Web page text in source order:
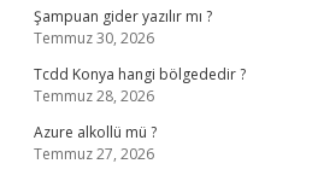
Şampuan gider yazılır mı ?
Temmuz 30, 2026
Tcdd Konya hangi bölgededir ?
Temmuz 28, 2026
Azure alkollü mü ?
Temmuz 27, 2026